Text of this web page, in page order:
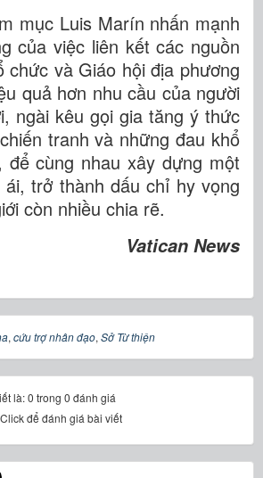
mục Luis Marín nhấn mạnh
của việc liên kết các nguồn
chức và Giáo hội địa phương
quả hơn nhu cầu của người
ngài kêu gọi gia tăng ý thức
tranh và những đau khổ
để cùng nhau xây dựng một
ái, trở thành dấu chỉ hy vọng
còn nhiều chia rẽ.
Vatican News
, cứu trợ nhân đạo, Sở Từ thiện
là: 0 trong 0 đánh giá
Click để đánh giá bài viết